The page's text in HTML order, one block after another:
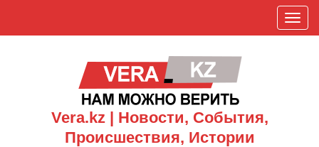
П
о
Vera.kz | Новости, События,
Происшествия, Истории